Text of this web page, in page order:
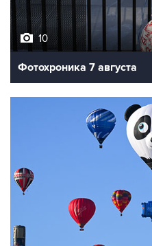
10
Фотохроника 7 августа